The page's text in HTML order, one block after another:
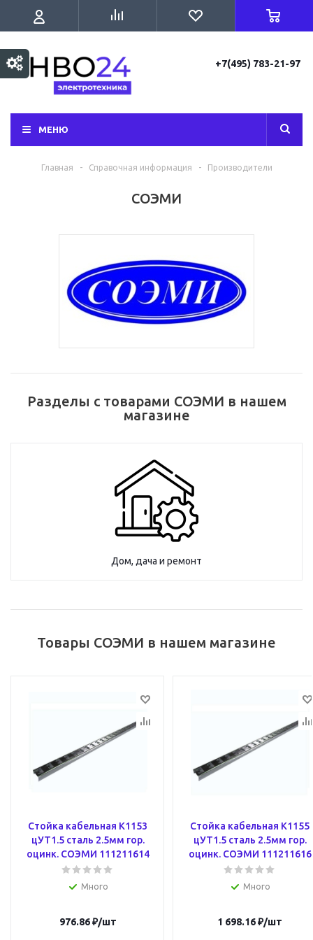
+7(495) 783-21-97
МЕНЮ
Главная - Справочная информация - Производители
СОЭМИ
Разделы с товарами СОЭМИ в нашем
магазине
Дом, дача и ремонт
Товары СОЭМИ в нашем магазине
Стойка кабельная К1153
цУТ1.5 сталь 2.5мм гор.
оцинк. СОЭМИ 111211614
Много
976.86₽/шт
Стойка кабельная К1155
цУТ1.5 сталь 2.5мм гор.
оцинк. СОЭМИ 111211616
Много
1 698.16₽/шт